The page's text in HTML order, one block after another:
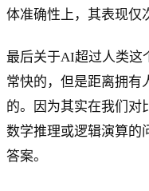
体准确性上，其表现仅
最后关于AI超过人类这
常快的，但是距离拥有
的。因为其实在我们对
数学推理或逻辑演算的
答案。